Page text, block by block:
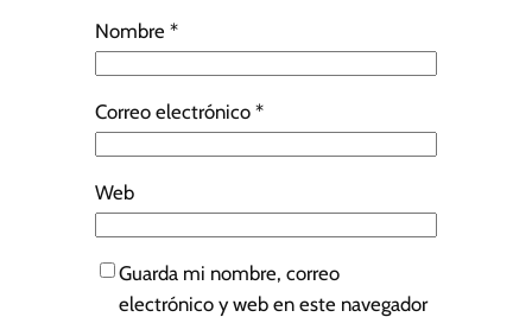
Nombre *
Correo electrónico *
Web
Guarda mi nombre, correo
electrónico y web en este navegador